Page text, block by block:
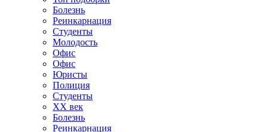
Болезнь
Реинкарнация
Студенты
Молодость
Офис
Офис
Юристы
Полиция
Студенты
ХХ век
Болезнь
Реинкарнация